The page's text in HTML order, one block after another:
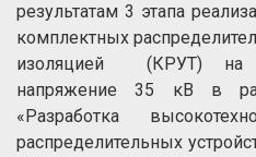
результатам 3 этапа
комплектных
изоляцией (КРУТ) на
напряжение 35 кВ в
«Разработка
распределительных